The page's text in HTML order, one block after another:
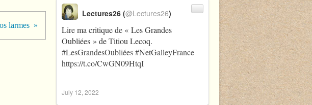
larmes
Lire ma critique de « Les Grandes
Oubliées » de Titiou Lecoq.
#LesGrandesOubliées#NetGalleyFrance
https://t.co/CwGN09HtqI
Lectures26 (@Lectures26)
July 12, 2022